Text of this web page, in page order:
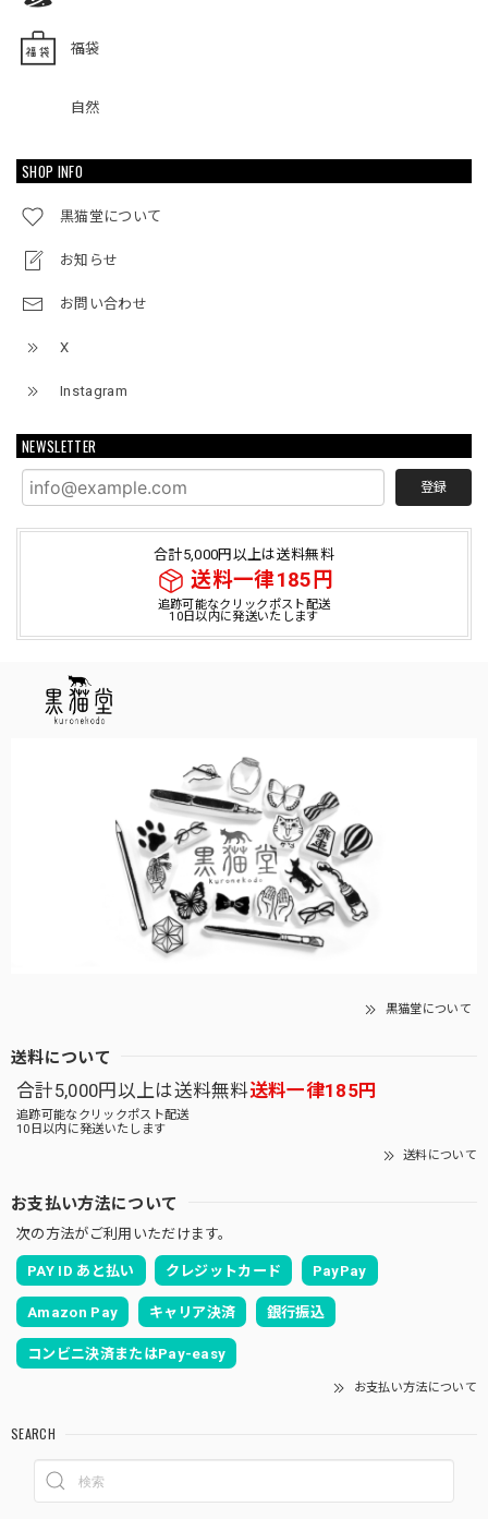
福袋
自然
SHOP INFO
黒猫堂について
お知らせ
お問い合わせ
X
Instagram
NEWSLETTER
登録
合計5,000円以上は送料無料
送料一律185円
追跡可能なクリックポスト配送
10日以内に発送いたします
黒猫堂について
送料について
合計5,000円以上は送料無料送料一律185円
追跡可能なクリックポスト配送
10日以内に発送いたします
送料について
お支払い方法について
次の方法がご利用いただけます。
PAY ID あと払い クレジットカード PayPay
Amazon Pay キャリア決済 銀行振込
コンビニ決済またはPay-easy
お支払い方法について
SEARCH